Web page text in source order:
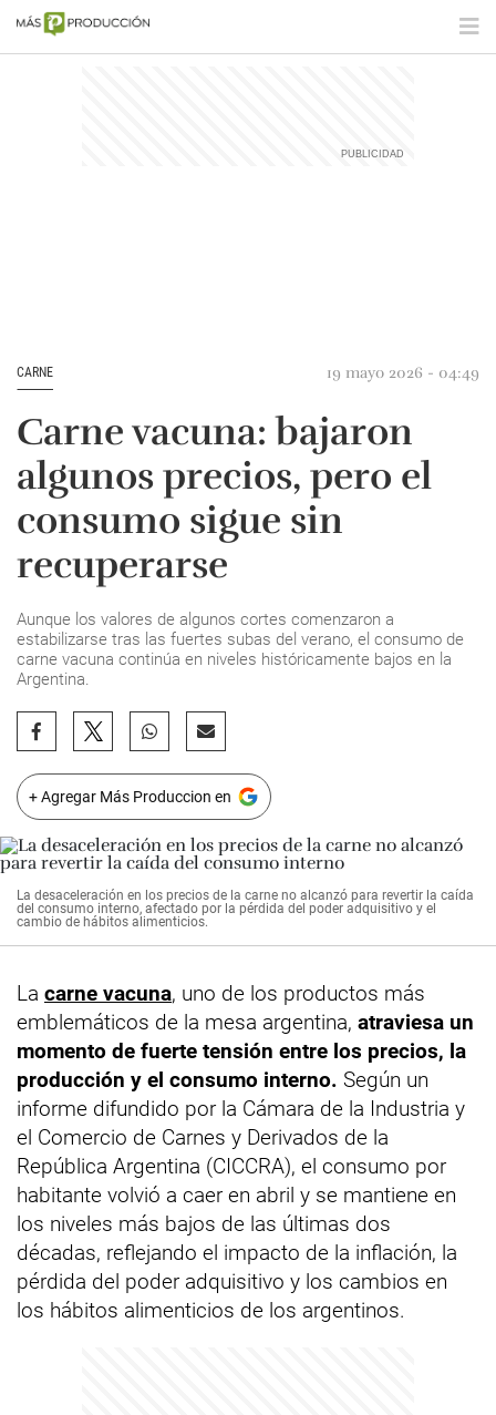
CARNE 19 mayo 2026 - 04:49
Carne vacuna: bajaron
algunos precios, pero el
consumo sigue sin
recuperarse
Aunque los valores de algunos cortes comenzaron a
estabilizarse tras las fuertes subas del verano, el consumo de
carne vacuna continúa en niveles históricamente bajos en la
Argentina.
+ Agregar Más Produccion en
La desaceleración en los precios de la carne no alcanzó para revertir la caída
del consumo interno, afectado por la pérdida del poder adquisitivo y el
cambio de hábitos alimenticios.
La carne vacuna, uno de los productos más
emblemáticos de la mesa argentina, atraviesa un
momento de fuerte tensión entre los precios, la
producción y el consumo interno. Según un
informe difundido por la Cámara de la Industria y
el Comercio de Carnes y Derivados de la
República Argentina (CICCRA), el consumo por
habitante volvió a caer en abril y se mantiene en
los niveles más bajos de las últimas dos
décadas, reflejando el impacto de la inflación, la
pérdida del poder adquisitivo y los cambios en
los hábitos alimenticios de los argentinos.